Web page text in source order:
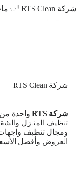
شركة RTS Clean لخدمات النظافة
شركة RTS Clean
شركة RTS
واحدة
تنظيف المنازل
ومجال تنظيف واجهات
العروض وأفضل